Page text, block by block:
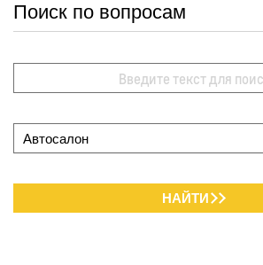
Поиск по вопросам
Автосалон
НАЙТИ